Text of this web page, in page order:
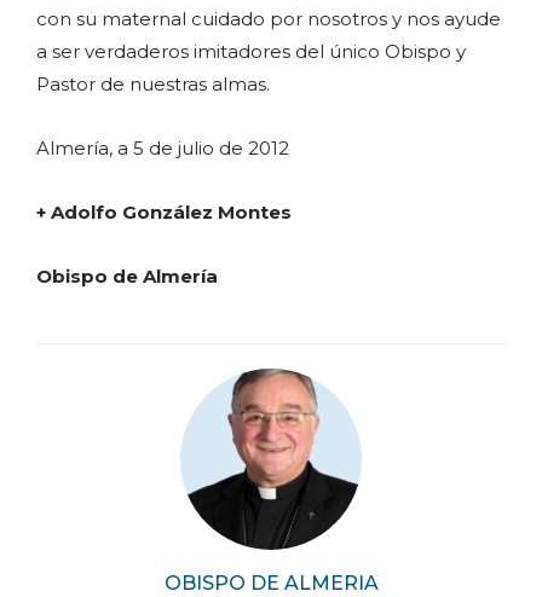
OBISPO DE ALMERIA
con su maternal cuidado por nosotros y nos ayude
a ser verdaderos imitadores del único Obispo y
Pastor de nuestras almas.
Almería, a 5 de julio de 2012
+ Adolfo González Montes
Obispo de Almería